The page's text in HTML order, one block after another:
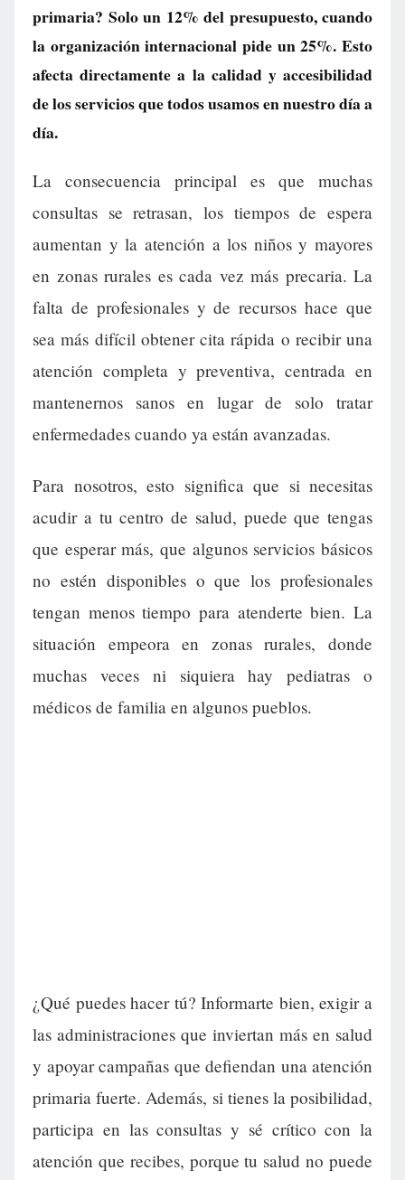
primaria? Solo un 12% del presupuesto, cuando
la organización internacional pide un 25%. Esto
afecta directamente a la calidad y accesibilidad
de los servicios que todos usamos en nuestro día a
día.
La consecuencia principal es que muchas
consultas se retrasan, los tiempos de espera
aumentan y la atención a los niños y mayores
en zonas rurales es cada vez más precaria. La
falta de profesionales y de recursos hace que
sea más difícil obtener cita rápida o recibir una
atención completa y preventiva, centrada en
mantenernos sanos en lugar de solo tratar
enfermedades cuando ya están avanzadas.
Para nosotros, esto significa que si necesitas
acudir a tu centro de salud, puede que tengas
que esperar más, que algunos servicios básicos
no estén disponibles o que los profesionales
tengan menos tiempo para atenderte bien. La
situación empeora en zonas rurales, donde
muchas veces ni siquiera hay pediatras o
médicos de familia en algunos pueblos.
¿Qué puedes hacer tú? Informarte bien, exigir a
las administraciones que inviertan más en salud
y apoyar campañas que defiendan una atención
primaria fuerte. Además, si tienes la posibilidad,
participa en las consultas y sé crítico con la
atención que recibes, porque tu salud no puede